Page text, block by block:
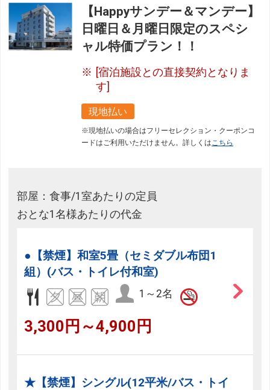
【Happyサンデー＆マンデー】
日曜日＆月曜日限定のスペシ
ャル特価プラン！！
[宿泊施設との直接契約となりま
す]
現地払い
※現地払いの場合はフリーセレクション・クーポンコ
ードはご利用いただけません。詳しくは こちら
部屋：食事/1室あたりの定員
おとな1名様あたりの代金
●【禁煙】和室5畳（セミダブル布団1
組）(バス・トイレ付和室)
1～2名
3,300円～4,900円
★【禁煙】シングル(12平米/バス・トイ